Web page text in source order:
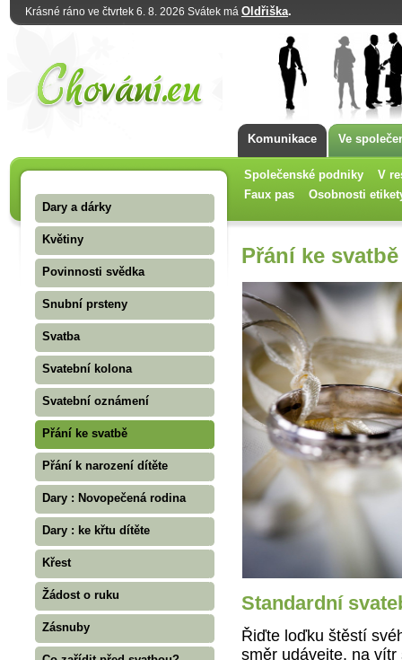
Krásné ráno ve čtvrtek 6. 8. 2026 Svátek má Oldřiška.
Komunikace Ve
Společenské podniky
V
Faux pas
Osobnosti
Dary a dárky
Květiny
Povinnosti svědka
Snubní prsteny
Svatba
Svatební kolona
Svatební oznámení
Přání ke svatbě
Přání k narození dítěte
Dary : Novopečená rodina
Dary : ke křtu dítěte
Křest
Žádost o ruku
Zásnuby
Přání ke svatbě
Standardní
Řiďte loďku štěstí
směr udávejte, na